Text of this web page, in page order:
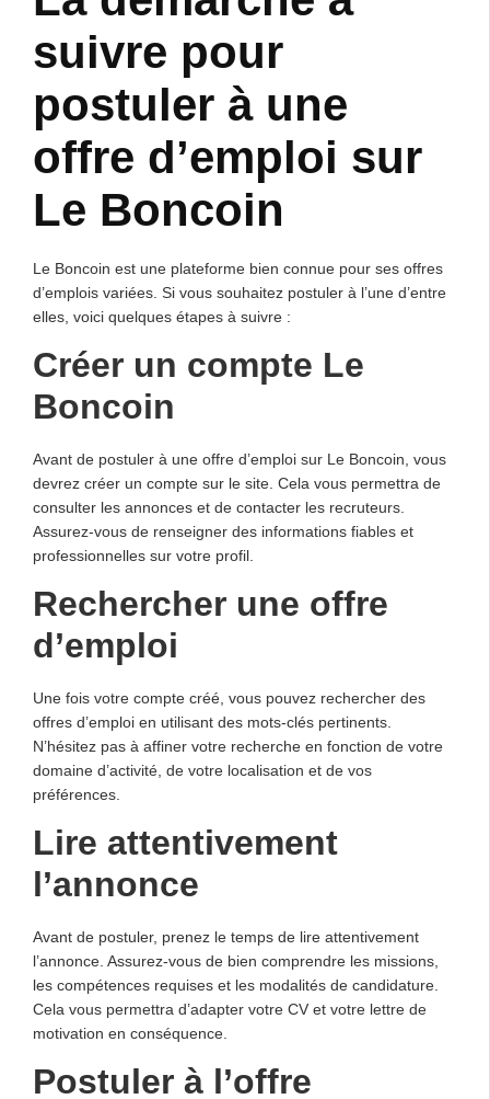
suivre pour
postuler à une
offre d’emploi sur
Le Boncoin
Le Boncoin est une plateforme bien connue pour ses offres
d’emplois variées. Si vous souhaitez postuler à l’une d’entre
elles, voici quelques étapes à suivre :
Créer un compte Le
Boncoin
Avant de postuler à une offre d’emploi sur Le Boncoin, vous
devrez créer un compte sur le site. Cela vous permettra de
consulter les annonces et de contacter les recruteurs.
Assurez-vous de renseigner des informations fiables et
professionnelles sur votre profil.
Rechercher une offre
d’emploi
Une fois votre compte créé, vous pouvez rechercher des
offres d’emploi en utilisant des mots-clés pertinents.
N’hésitez pas à affiner votre recherche en fonction de votre
domaine d’activité, de votre localisation et de vos
préférences.
Lire attentivement
l’annonce
Avant de postuler, prenez le temps de lire attentivement
l’annonce. Assurez-vous de bien comprendre les missions,
les compétences requises et les modalités de candidature.
Cela vous permettra d’adapter votre CV et votre lettre de
motivation en conséquence.
Postuler à l’offre